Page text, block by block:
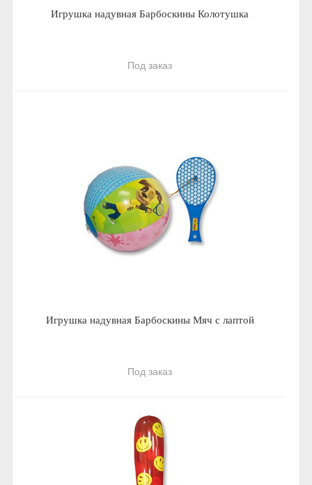
Игрушка надувная Барбоскины Колотушка
Под заказ
Игрушка надувная Барбоскины Мяч с лаптой
Под заказ